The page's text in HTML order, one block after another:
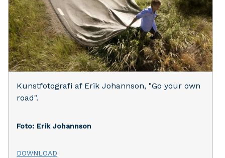
Kunstfotografi af Erik Johannson, "Go your own
road".
Foto: Erik Johannson
DOWNLOAD